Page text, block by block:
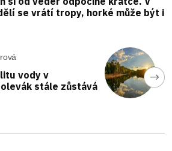
se vrátí tropy, horké může být i
vody v
stále zůstává